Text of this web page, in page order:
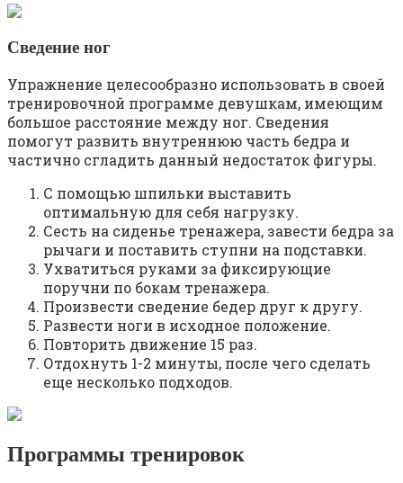
Сведение ног
Упражнение целесообразно использовать в своей
тренировочной программе девушкам, имеющим
большое расстояние между ног. Сведения
помогут развить внутреннюю часть бедра и
частично сгладить данный недостаток фигуры.
С помощью шпильки выставить
оптимальную для себя нагрузку.
Сесть на сиденье тренажера, завести бедра за
рычаги и поставить ступни на подставки.
Ухватиться руками за фиксирующие
поручни по бокам тренажера.
Произвести сведение бедер друг к другу.
Развести ноги в исходное положение.
Повторить движение 15 раз.
Отдохнуть 1-2 минуты, после чего сделать
еще несколько подходов.
Программы тренировок